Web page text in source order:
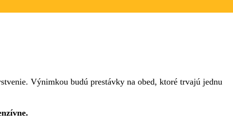
Výnimkou budú prestávky na obed, ktoré trvajú jednu